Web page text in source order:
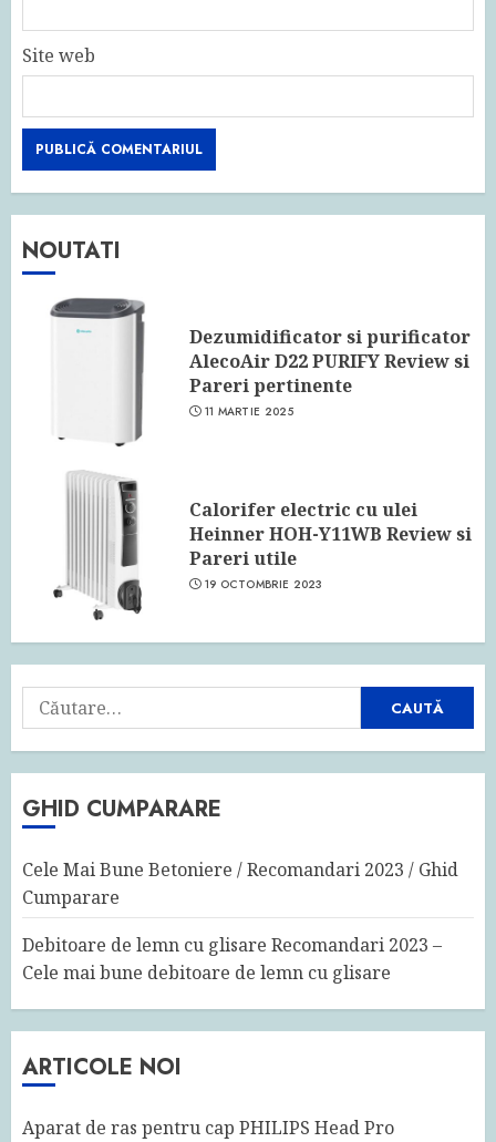
Site web
NOUTATI
Dezumidificator si purificator
AlecoAir D22 PURIFY Review si
Pareri pertinente
11 MARTIE 2025
Calorifer electric cu ulei
Heinner HOH-Y11WB Review si
Pareri utile
19 OCTOMBRIE 2023
Caută
după:
GHID CUMPARARE
Cele Mai Bune Betoniere / Recomandari 2023 / Ghid
Cumparare
Debitoare de lemn cu glisare Recomandari 2023 –
Cele mai bune debitoare de lemn cu glisare
ARTICOLE NOI
Aparat de ras pentru cap PHILIPS Head Pro